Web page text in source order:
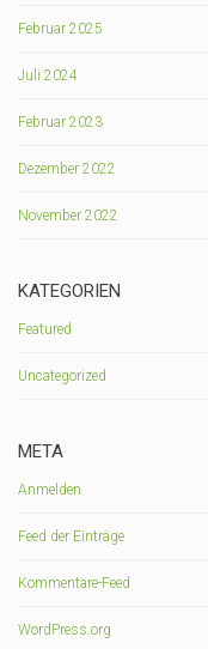
Februar 2025
Juli 2024
Februar 2023
Dezember 2022
November 2022
KATEGORIEN
Featured
Uncategorized
META
Anmelden
Feed der Einträge
Kommentare-Feed
WordPress.org